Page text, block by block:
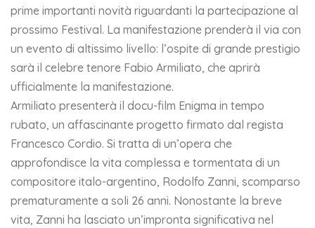
prime importanti novità riguardanti la partecipazione al
prossimo Festival. La manifestazione prenderà il via con
un evento di altissimo livello: l’ospite di grande prestigio
sarà il celebre tenore Fabio Armiliato, che aprirà
ufficialmente la manifestazione.
Armiliato presenterà il docu-film Enigma in tempo
rubato, un affascinante progetto firmato dal regista
Francesco Cordio. Si tratta di un’opera che
approfondisce la vita complessa e tormentata di un
compositore italo-argentino, Rodolfo Zanni, scomparso
prematuramente a soli 26 anni. Nonostante la breve
vita, Zanni ha lasciato un’impronta significativa nel